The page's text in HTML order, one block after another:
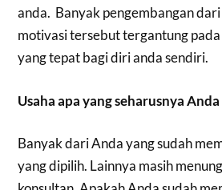
anda. Banyak pengembangan
motivasi tersebut tergantung
yang tepat bagi diri anda sendiri.
Usaha apa yang seharusnya
Banyak dari Anda yang sudah
yang dipilih. Lainnya masih